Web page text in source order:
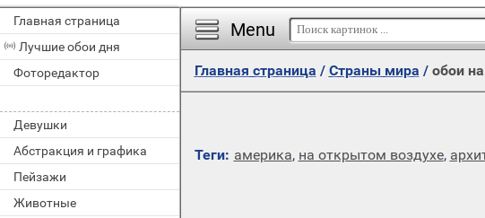
Главная страница
Лучшие обои дня
Фоторедактор
Девушки
Абстракция и графика
Пейзажи
Животные
Menu
Главная страница / Страны мира / обои
Теги: америка, на открытом воздухе,